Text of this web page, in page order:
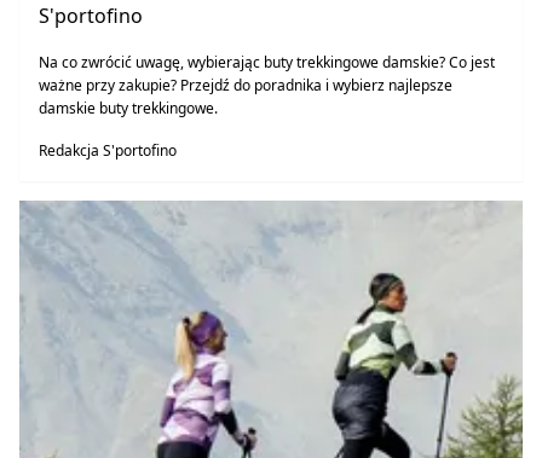
S'portofino
Na co zwrócić uwagę, wybierając buty trekkingowe damskie? Co jest
ważne przy zakupie? Przejdź do poradnika i wybierz najlepsze
damskie buty trekkingowe.
Redakcja S'portofino